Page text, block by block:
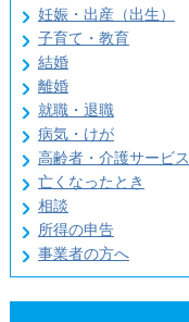
妊娠・出産（出生）
子育て・教育
結婚
離婚
就職・退職
病気・けが
高齢者・介護サービス
亡くなったとき
相談
所得の申告
事業者の方へ